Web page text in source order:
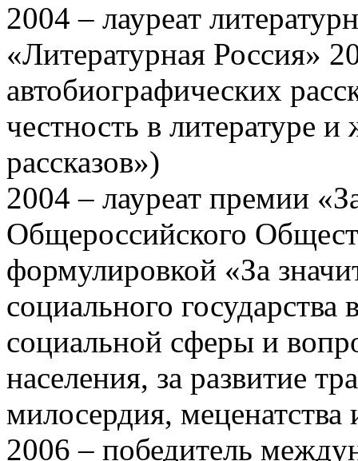
2004 – лауреат
«Литературная Россия»
автобиографических
честность в литературе
рассказов»)
2004 – лауреат премии
Общероссийского
формулировкой «За
социального
социальной сферы и
населения, за развитие
милосердия, меценатства
2006 – победитель